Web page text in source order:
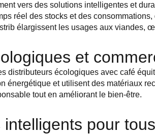
vers des solutions intelligentes et
réel des stocks et des
élargissent les usages aux viandes,
et
distributeurs écologiques avec café
énergétique et utilisent des matériaux
tout en améliorant le bien-être.
intelligents pour